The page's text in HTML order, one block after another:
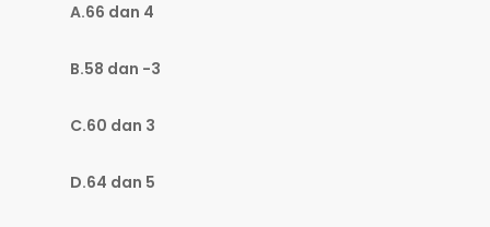
A.66 dan 4
B.58 dan -3
C.60 dan 3
D.64 dan 5